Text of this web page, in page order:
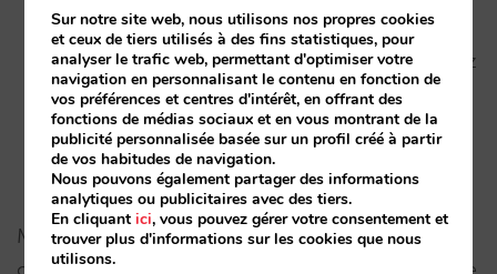
delà de simples requêtes.
Respecter les règles commerciales que vous avez
fixées.
Maintenir la traçabilité à tout moment grâce à
Lobby.
MCP n’est pas un simple connecteur. C’est la
Sur notre site web, nous utilisons nos propres cookies
et ceux de tiers utilisés à des fins statistiques, pour
analyser le trafic web, permettant d'optimiser votre
navigation en personnalisant le contenu en fonction de
vos préférences et centres d'intérêt, en offrant des
fonctions de médias sociaux et en vous montrant de la
publicité personnalisée basée sur un profil créé à partir
de vos habitudes de navigation.
Nous pouvons également partager des informations
analytiques ou publicitaires avec des tiers.
En cliquantici, vous pouvez gérer votre consentement et
trouver plus d'informations sur les cookies que nous
utilisons.